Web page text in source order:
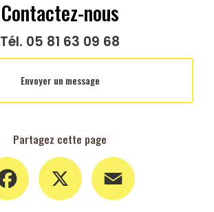
Contactez-nous
Tél. 05 81 63 09 68
Envoyer un message
Partagez cette page
Facebook